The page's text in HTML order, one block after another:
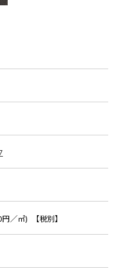
／㎡) 【税別】